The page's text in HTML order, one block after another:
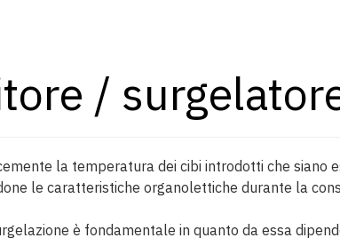
/
la temperatura dei cibi introdotti che siano
le caratteristiche organolettiche durante la
è fondamentale in quanto da essa